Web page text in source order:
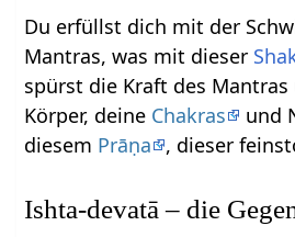
Du erfüllst dich mit der
Mantras, was mit dieser
spürst die Kraft des
Körper, deine Chakras
und
diesem Prāṇa , dieser
Ishta-devatā – die